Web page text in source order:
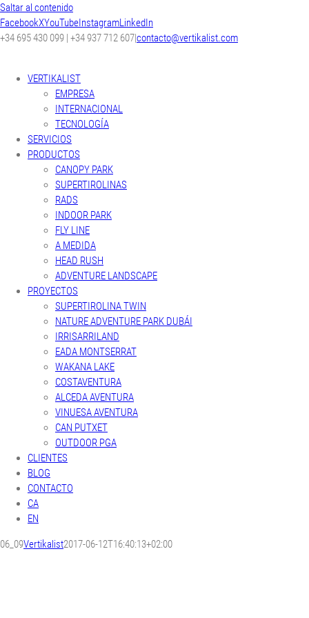
Saltar al contenido
FacebookXYouTubeInstagramLinkedIn
+34 695 430 099 | +34 937 712 607|contacto@vertikalist.com
VERTIKALIST
EMPRESA
INTERNACIONAL
TECNOLOGÍA
SERVICIOS
PRODUCTOS
CANOPY PARK
SUPERTIROLINAS
RADS
INDOOR PARK
FLY LINE
A MEDIDA
HEAD RUSH
ADVENTURE LANDSCAPE
PROYECTOS
SUPERTIROLINA TWIN
NATURE ADVENTURE PARK DUBÁI
IRRISARRILAND
EADA MONTSERRAT
WAKANA LAKE
COSTAVENTURA
ALCEDA AVENTURA
VINUESA AVENTURA
CAN PUTXET
OUTDOOR PGA
CLIENTES
BLOG
CONTACTO
CA
EN
06_09Vertikalist2017-06-12T16:40:13+02:00